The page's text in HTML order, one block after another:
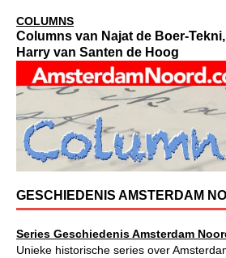
COLUMNS
Columns van Najat de Boer-
Harry van Santen de Hoog
GESCHIEDENIS AMSTERDAM
Series Geschiedenis Amsterdam
Unieke historische series over